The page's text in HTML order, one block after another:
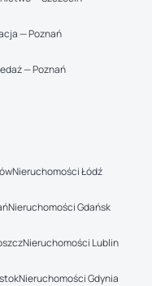
— Poznań
— Poznań
Nieruchomości Łódź
Nieruchomości Gdańsk
Nieruchomości Lublin
Nieruchomości Gdynia